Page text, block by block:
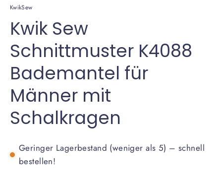
KwikSew
Kwik Sew
Schnittmuster K4088
Bademantel für
Männer mit
Schalkragen
Geringer Lagerbestand (weniger als 5) – schnell
bestellen!